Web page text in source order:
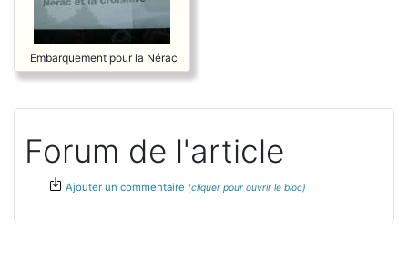
Embarquement pour la Nérac
Forum de l'article
Ajouter un commentaire